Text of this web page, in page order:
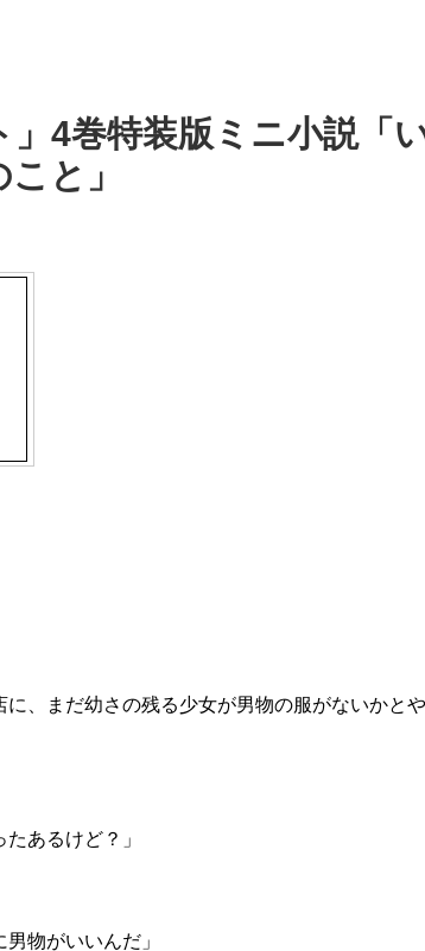
」4巻特装版ミニ小説「
と」
、まだ幼さの残る少女が男物の服がないかと
あるけど？」
物がいいんだ」